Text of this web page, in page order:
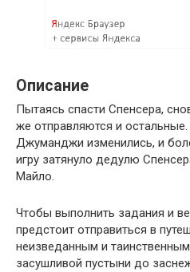
Описание
Пытаясь спасти Спенсера,
же отправляются и
Джуманджи изменились, и
игру затянуло дедулю
Майло.
Чтобы выполнить задания и
предстоит отправиться в
неизведанным и
засушливой пустыни до